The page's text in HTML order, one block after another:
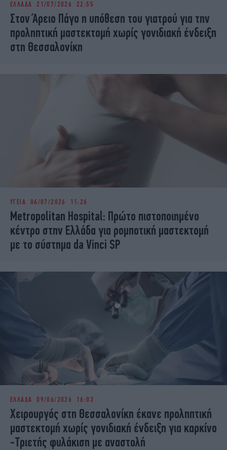
iBOOKS
OSCARS
THE OCEAN
MEDIA
ELAMEFORA
ΕΛΛΑΔΑ 21/07/2026 22:55
Στον Άρειο Πάγο η υπόθεση του γιατρού για την
προληπτική μαστεκτομή χωρίς γονιδιακή ένδειξη
στη Θεσσαλονίκη
ΥΓΕΙΑ 06/07/2026 11:26
Metropolitan Hospital: Πρώτο πιστοποιημένο
κέντρο στην Ελλάδα για ρομποτική μαστεκτομή
με το σύστημα da Vinci SP
ΕΛΛΑΔΑ 09/06/2026 16:03
Χειρουργός στη Θεσσαλονίκη έκανε προληπτική
μαστεκτομή χωρίς γονιδιακή ένδειξη για καρκίνο
-Τριετής φυλάκιση με αναστολή